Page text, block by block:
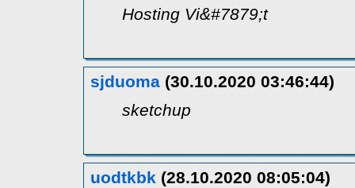
Hosting Vi&#7879;t
sjduoma (30.10.2020 03:46:44)
sketchup
uodtkbk (28.10.2020 08:05:04)